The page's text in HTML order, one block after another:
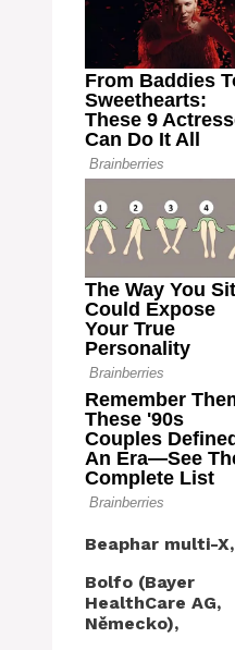
Beaphar multi-X,
Bolfo (Bayer
HealthCare AG,
Německo),